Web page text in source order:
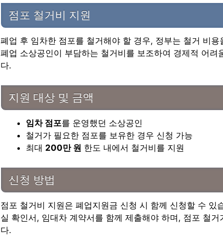
점포 철거비 지원
폐업 후 임차한 점포를 철거해야 할 경우, 정부는 철거 비
폐업 소상공인이 부담하는 철거비를 보조하여 경제적 어려
다.
지원 대상 및 금액
임차 점포를 운영했던 소상공인
철거가 필요한 점포를 보유한 경우 신청 가능
최대 200만 원 한도 내에서 철거비를 지원
신청 방법
점포 철거비 지원은 폐업지원금 신청 시 함께 신청할 수 있
실 확인서, 임대차 계약서를 함께 제출해야 하며, 점포 철
다.